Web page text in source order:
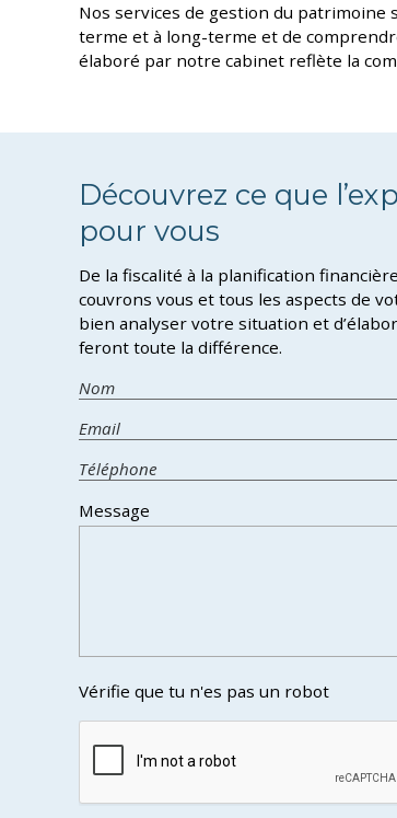
Nos services de gestion du
terme et à long-terme et de
élaboré par notre cabinet reflète la
Découvrez ce que
pour vous
De la fiscalité à la planification
couvrons vous et tous les aspects de
bien analyser votre situation et
feront toute la différence.
Message
Vérifie que tu n'es pas un robot